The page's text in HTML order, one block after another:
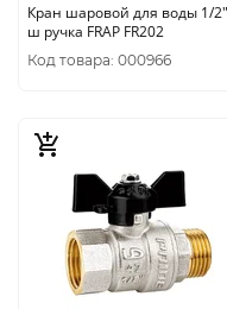
Кран шаровой для воды 1/2" г/
ш ручка FRAP FR202
Код товара: 000966